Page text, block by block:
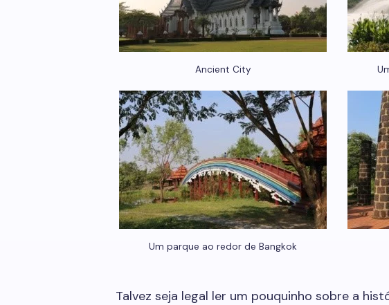
Ancient City
Um parque ao redor de Bangkok
Talvez seja legal ler um pouquinho sobre a